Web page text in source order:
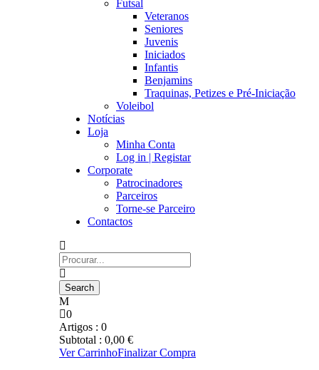
Futsal
Veteranos
Seniores
Juvenis
Iniciados
Infantis
Benjamins
Traquinas, Petizes e Pré-Iniciação
Voleibol
Notícias
Loja
Minha Conta
Log in | Registar
Corporate
Patrocinadores
Parceiros
Torne-se Parceiro
Contactos
0
Artigos : 0
Subtotal : 0,00 €
Ver CarrinhoFinalizar Compra